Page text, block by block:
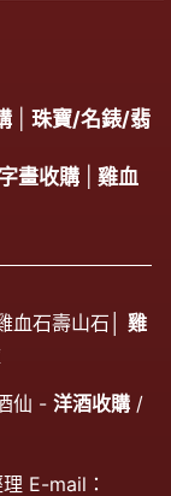
| 珠寶/名錶/翡
畫收購| 雞血
血石壽山石
雞
仙 - 洋酒收購/
E-mail：